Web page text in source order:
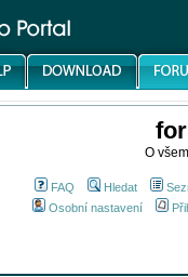
O
FAQ Hledat
Osobní nastavení